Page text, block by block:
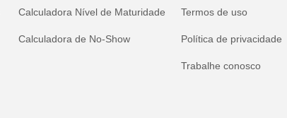
Calculadora Nível de Maturidade
Calculadora de No-Show
Termos de uso
Política de privacidade
Trabalhe conosco